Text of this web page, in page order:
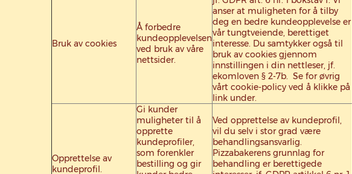
Bruk av cookies
Å forbedre
kundeopplevelsen
ved bruk av våre
nettsider.
anser at muligheten for å tilby
deg en bedre kundeopplevelse er
vår tungtveiende, berettiget
interesse. Du samtykker også til
bruk av cookies gjennom
innstillingen i din nettleser, jf.
ekomloven § 2-7b. Se for øvrig
vårt cookie-policy ved å klikke på
link under.
Opprettelse av
kundeprofil.
Gi kunder
muligheter til å
opprette
kundeprofiler,
som forenkler
bestilling og gir
Ved opprettelse av kundeprofil,
vil du selv i stor grad være
behandlingsansvarlig.
Pizzabakerens grunnlag for
behandling er berettigede